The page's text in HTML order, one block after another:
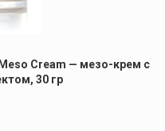
Meso Cream — мезо-крем с
30 гр